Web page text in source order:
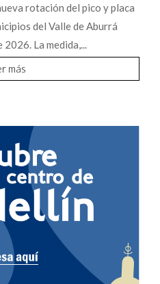
rotación del pico y placa
del Valle de Aburrá
La medida,...
más